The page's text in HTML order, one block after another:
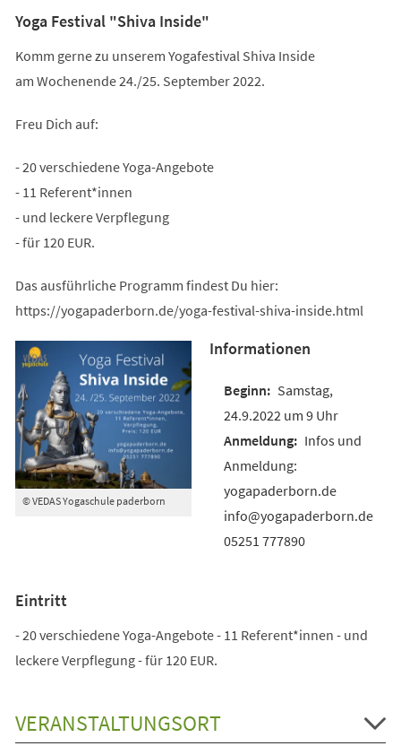
Yoga Festival "Shiva Inside"
Komm gerne zu unserem Yogafestival Shiva Inside
am Wochenende 24./25. September 2022.
Freu Dich auf:
- 20 verschiedene Yoga-Angebote
- 11 Referent*innen
- und leckere Verpflegung
- für 120 EUR.
Das ausführliche Programm findest Du hier:
https://yogapaderborn.de/yoga-festival-shiva-inside.html
© VEDAS Yogaschule paderborn
Informationen
Samstag,
24.9.2022 um 9 Uhr
Infos und
Anmeldung:
yogapaderborn.de
info@yogapaderborn.de
05251 777890
Eintritt
- 20 verschiedene Yoga-Angebote - 11 Referent*innen - und
leckere Verpflegung - für 120 EUR.
VERANSTALTUNGSORT